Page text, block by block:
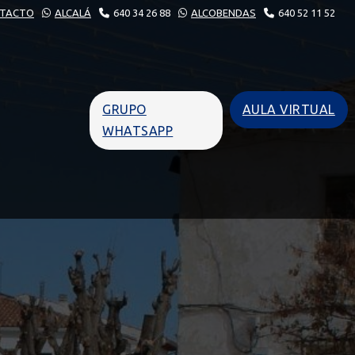
ALCALÁ 640 34 26 88 ALCOBENDAS 640 52 11 52
GRUPO
WHATSAPP
AULA VIRTUAL